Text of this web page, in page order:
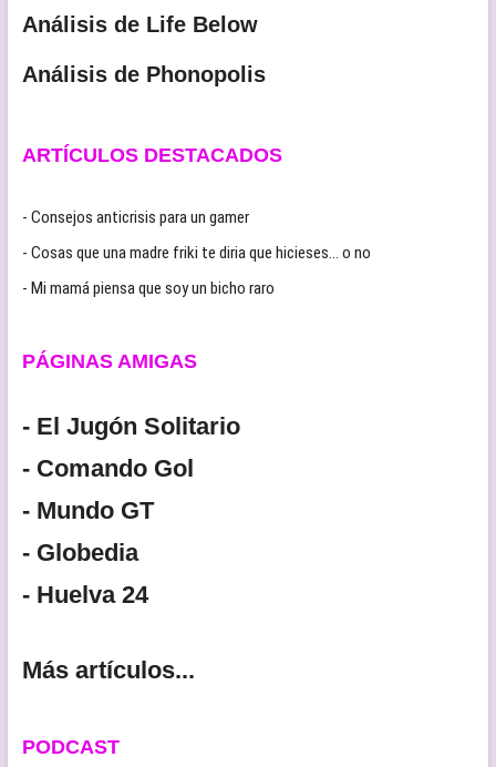
Análisis de Life Below
Análisis de Phonopolis
ARTÍCULOS DESTACADOS
- Consejos anticrisis para un gamer
- Cosas que una madre friki te diria que hicieses… o no
- Mi mamá piensa que soy un bicho raro
PÁGINAS AMIGAS
- El Jugón Solitario
- Comando Gol
- Mundo GT
- Globedia
- Huelva 24
Más artículos...
PODCAST